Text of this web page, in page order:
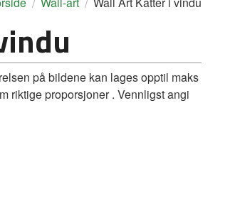
på bildene kan lages opptil maks
riktige proporsjoner . Vennligst angi